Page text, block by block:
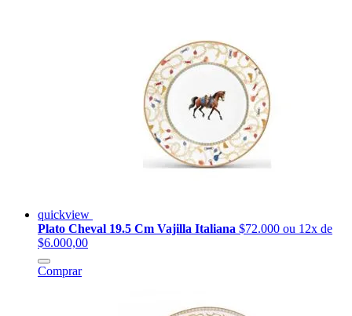
quickview
Plato Cheval 19.5 Cm Vajilla Italiana $72.000 ou 12x de
$6.000,00
Comprar